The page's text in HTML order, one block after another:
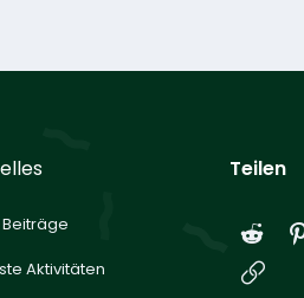
Aktivitäten
Teilen